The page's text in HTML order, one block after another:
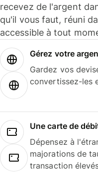
recevez de l'argent
qu'il vous faut, réuni
accessible à tout
Gérez votre
Gardez vos
convertissez-les
Une carte de
Dépensez à
majorations de
transaction